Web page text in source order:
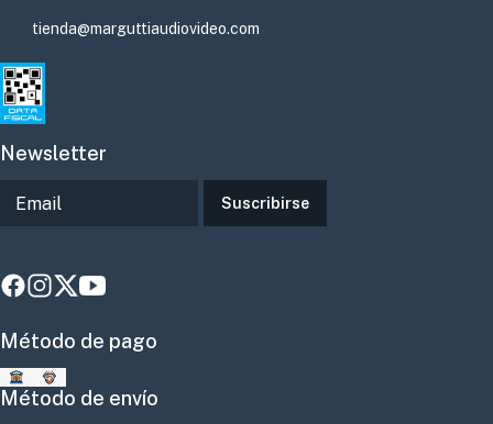
tienda@marguttiaudiovideo.com
Newsletter
Suscribirse
Método de pago
Método de envío